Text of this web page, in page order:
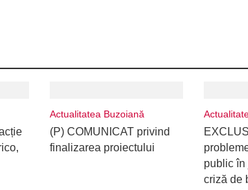
Actualitatea Buzoiană
(P) COMUNICAT privind
finalizarea proiectului
public în
criză de